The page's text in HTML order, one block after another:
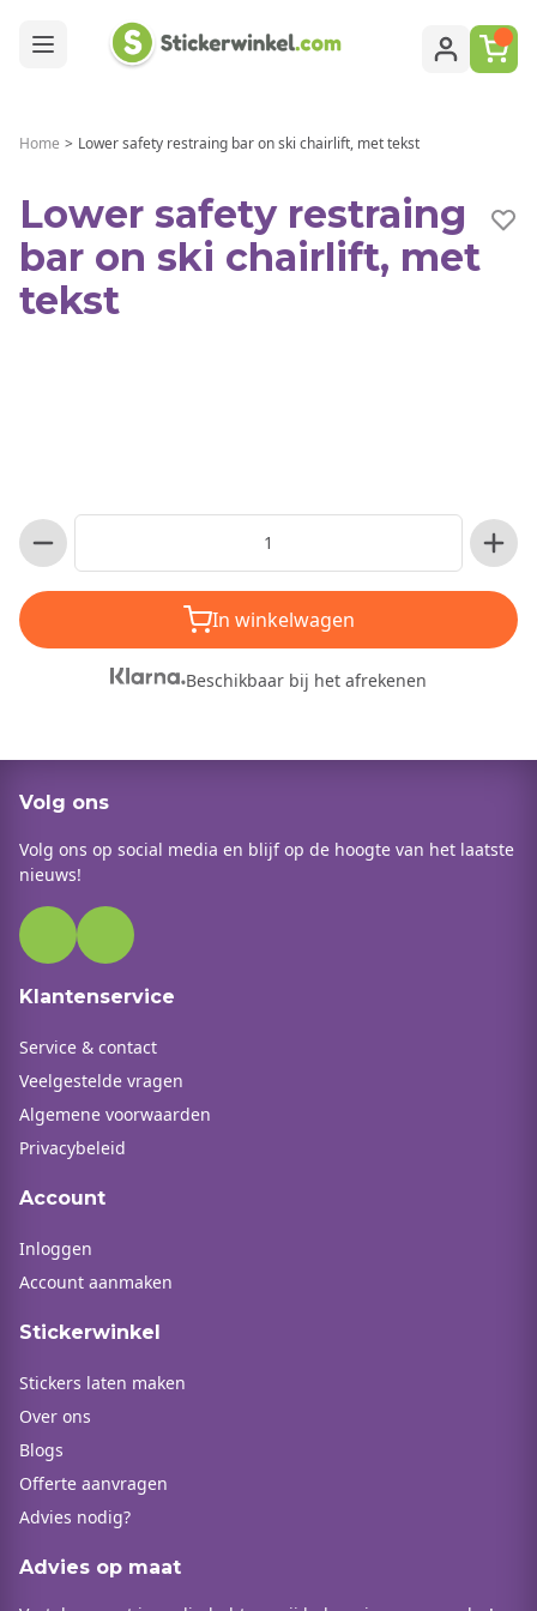
Home > Lower safety restraing bar on ski chairlift, met tekst
Lower safety restraing
bar on ski chairlift, met
tekst
In winkelwagen
Beschikbaar bij het afrekenen
Volg ons
Volg ons op social media en blijf op de hoogte van het laatste
nieuws!
Klantenservice
Service & contact
Veelgestelde vragen
Algemene voorwaarden
Privacybeleid
Account
Inloggen
Account aanmaken
Stickerwinkel
Stickers laten maken
Over ons
Blogs
Offerte aanvragen
Advies nodig?
Advies op maat